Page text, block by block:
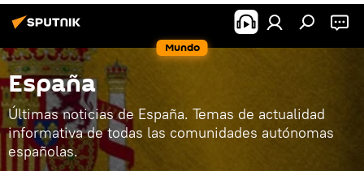
Mundo
España
Últimas noticias de España. Temas de actualidad
informativa de todas las comunidades autónomas
españolas.